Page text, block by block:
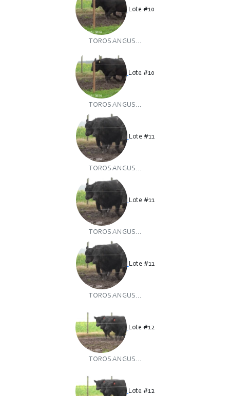
Lote #10
TOROS ANGUS...
Lote #10
TOROS ANGUS...
Lote #11
TOROS ANGUS...
Lote #11
TOROS ANGUS...
Lote #11
TOROS ANGUS...
Lote #12
TOROS ANGUS...
Lote #12